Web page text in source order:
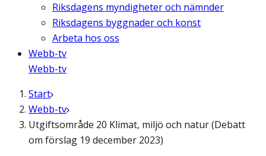
Riksdagens myndigheter och nämnder
Riksdagens byggnader och konst
Arbeta hos oss
Webb-tv
Webb-tv
Start
Webb-tv
Utgiftsområde 20 Klimat, miljö och natur (Debatt
om förslag 19 december 2023)